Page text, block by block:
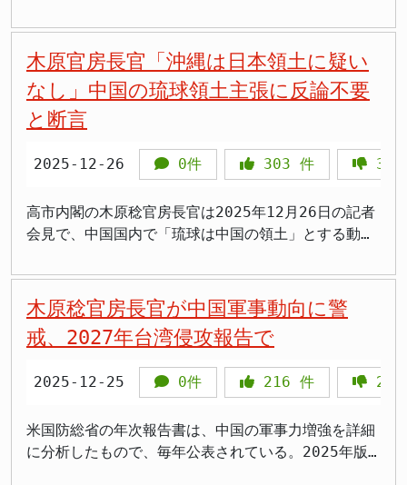
なります。
うです。
された人間の顔や声を本物そっくりに模倣した偽のメ
ディアコンテンツを指します。2025年第1四半期だけ
で、世界全体のディープフェイク詐欺による被害額は
約290億円を超えたとの調査結果が出ています。 近
年の技術進化により、わずか3秒から5秒の音声サンプ
ルがあれば85パーセントの精度で声を複製できるまで
が本物との区別が困難なレベルに達しているとされて
います。 日本国内でも著名な実業家や経済アナリス
によって本人が推奨しているかのように見せかける投
資詐欺が相次いでいます。この問題は国会でも取り上
げられ、警察庁や消費者庁が連携して対策に当たって
います。 政府要人を狙った新たな手口 今回の木原稔
官房長官氏の映像を悪用したケースは、政府要人の公
式な記者会見映像が詐欺に利用された点で特に悪質で
人物で、その立場の重さを考えれば、詐欺グループが
政府の信用を利用して国民をだまそうとしたことは明
中部電力に求めています。 >「また中部電力か。信用
できない会社だな」 >「原発の安全性って一体何なん
だ。データ改ざんなんてあってはならない」 >「浜岡
原発は東海地震の真上にあるのに、地震動を過小評価
するなんて狂気の沙汰だ」 >「国民の命をなんだと思
ってるんだ。再稼働なんて絶対に認められない」
きだ」 審査は停止、早期再稼働は困難に 原子力規制
委員会は2025年12月に中部電力から報告を受けて審
対応を協議する予定です。同委員会は2024年12月か
ら浜岡原発3号機と4号機のプラント審査を開始したば
かりでしたが、今回の不正疑惑により早期の再稼働は
極めて困難な情勢となりました。 浜岡原発は東海地
震の想定震源域の真上に位置しており、その安全性審
査において基準地震動の策定は最も根幹をなすプロセ
委員会に3号機と4号機の審査を申請し、約9年の審査
を経て2023年9月に基準地震動を1200ガルとするこ
生活者の立場からの支援と協力を呼びかけました。
木原氏は安倍晋三政権と菅義偉政権で首相補佐官を務
めた際に労働政策を担当し、当時の連合幹部と酒を酌
み交わす関係を築いていました。会場では芳野会長氏
ら幹部と言葉を交わしたり、記念撮影に応じたりする
な。どうせ選挙対策でしょ」 >「国民民主を取り込む
ために連合を利用する気か?露骨すぎる」 >「木原さ
ん、昔は労働政策やってたから連合との関係はあるん
だろうけど、今更感が否めない」 >「高市さんの旧姓
官房長官の新年交歓会出席は岸田文雄、石破茂両政権
でも恒例でしたが、高市政権での踏襲は連合への秋波
権と連合の間では、高市首相氏が掲げる旧姓の通称使
用の法制化をめぐって不協和音が響いています。高市
氏は選択的夫婦別姓に反対の立場を取り、旧姓の通称
使用拡大で不都合を解消できるとの考えです。 これ
木原官房長官「沖縄は日本領土に疑い
なし」中国の琉球領土主張に反論不要
と断言
2025-12-26 0件 303 件 322
高市内閣の木原稔官房長官は2025年12月26日の記者
会見で、中国国内で「琉球は中国の領土」とする動画
縄の帰属をめぐる中国の報道にコメントをする必要は
ない」と明言しました。その理由として「沖縄は我が
国の領土であることには何ら疑いがない」と断言し、
中国側の主張を一蹴しました。 >「中国がまた沖縄狙
ってきたのか、次は本土か」 >「コメント不要とか言
ってないで毅然と反論しろよ」 >「情報戦に負けたら
ないのに中国の工作に対抗できるのか」 >「沖縄の人
たちの不安をもっと考えてほしい」 木原官房長官は
木原稔官房長官が中国軍事動向に警
戒、2027年台湾侵攻報告で
2025-12-25 0件 216 件 224
米国防総省の年次報告書は、中国の軍事力増強を詳細
に分析したもので、毎年公表されている。2025年版